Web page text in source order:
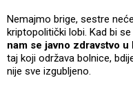
Nemajmo brige, sestre
kriptopolitički lobi. Kad bi
nam se javno zdravstvo u
taj koji održava bolnice,
nije sve izgubljeno.